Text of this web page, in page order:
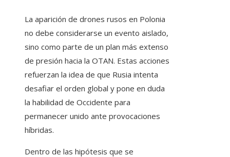
La aparición de drones rusos en Polonia
no debe considerarse un evento aislado,
sino como parte de un plan más extenso
de presión hacia la OTAN. Estas acciones
refuerzan la idea de que Rusia intenta
desafiar el orden global y pone en duda
la habilidad de Occidente para
permanecer unido ante provocaciones
híbridas.
Dentro de las hipótesis que se